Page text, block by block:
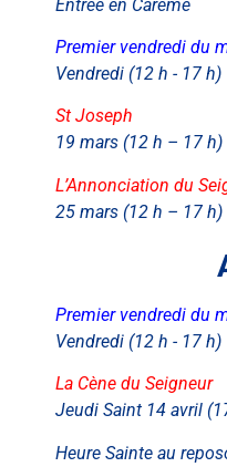
Entrée en Carême
Premier vendredi du
Vendredi (12 h - 17 h)
St Joseph
19 mars (12 h – 17 h)
L’Annonciation du
25 mars (12 h – 17 h)
Premier vendredi du
Vendredi (12 h - 17 h)
La Cène du Seigneur
Jeudi Saint 14 avril
Heure Sainte au